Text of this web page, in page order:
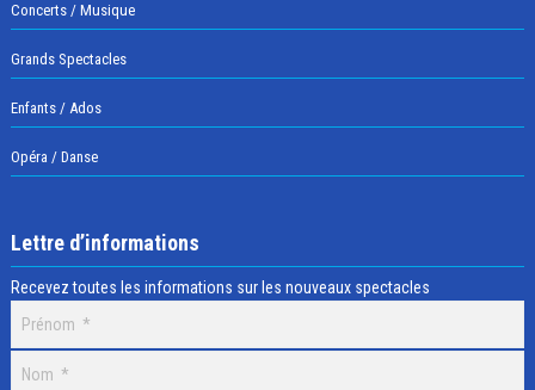
Concerts / Musique
Grands Spectacles
Enfants / Ados
Opéra / Danse
Lettre d’informations
Recevez toutes les informations sur les nouveaux spectacles